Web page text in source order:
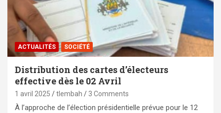
ACTUALITÉS SOCIÉTÉ
Distribution des cartes d’électeurs
effective dès le 02 Avril
1 avril 2025 tlembah 3 Comments
À l’approche de l’élection présidentielle prévue pour le 12